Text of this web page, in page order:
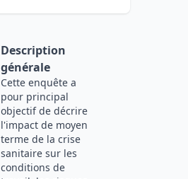
Description
générale
Cette enquête a
pour principal
objectif de décrire
l'impact de moyen
terme de la crise
sanitaire sur les
conditions de